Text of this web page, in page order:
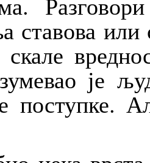
ставова или
је
поступке.